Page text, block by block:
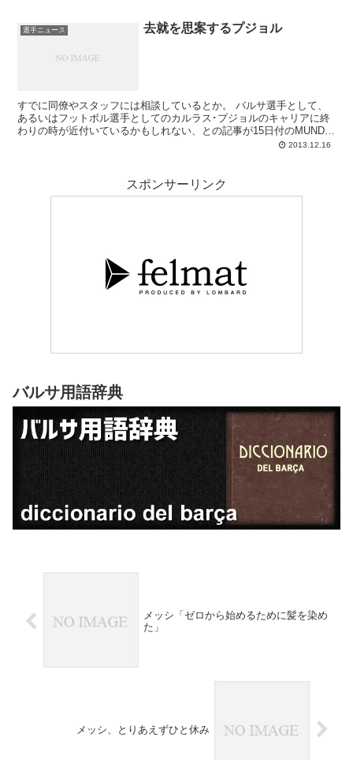
には数多くの課題が積み上がっており、多発する負傷者もその一つで
す。
選手ニュース 去就を思案するプジョル
すでに同僚やスタッフには相談しているとか。 バルサ選手として、
あるいはフットボル選手としてのカルラス･プジョルのキャリアに終
わりの時が近付いているかもしれない、との記事が15日付のMUNDO
2013.12.16
スポンサーリンク
バルサ用語辞典
メッシ「ゼロから始めるために髪を染め
た」
メッシ、とりあえずひと休み